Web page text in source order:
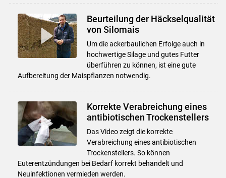
Beurteilung der Häckselqualität
von Silomais
Um die ackerbaulichen Erfolge auch in
hochwertige Silage und gutes Futter
überführen zu können, ist eine gute
Aufbereitung der Maispflanzen notwendig.
Korrekte Verabreichung eines
antibiotischen Trockenstellers
Das Video zeigt die korrekte
Verabreichung eines antibiotischen
Trockenstellers. So können
Euterentzündungen bei Bedarf korrekt behandelt und
Neuinfektionen vermieden werden.